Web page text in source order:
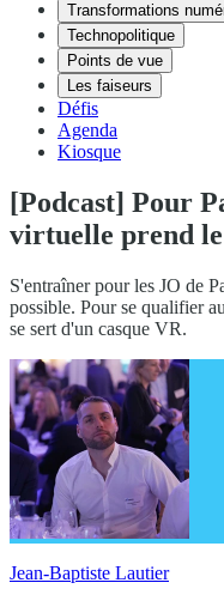
Transformations
Technopolitique
Points de vue
Les faiseurs
Défis
Agenda
Kiosque
[Podcast] Pour
virtuelle prend
S'entraîner pour les JO de
possible. Pour se qualifier
se sert d'un casque VR.
Jean-Baptiste Lautier